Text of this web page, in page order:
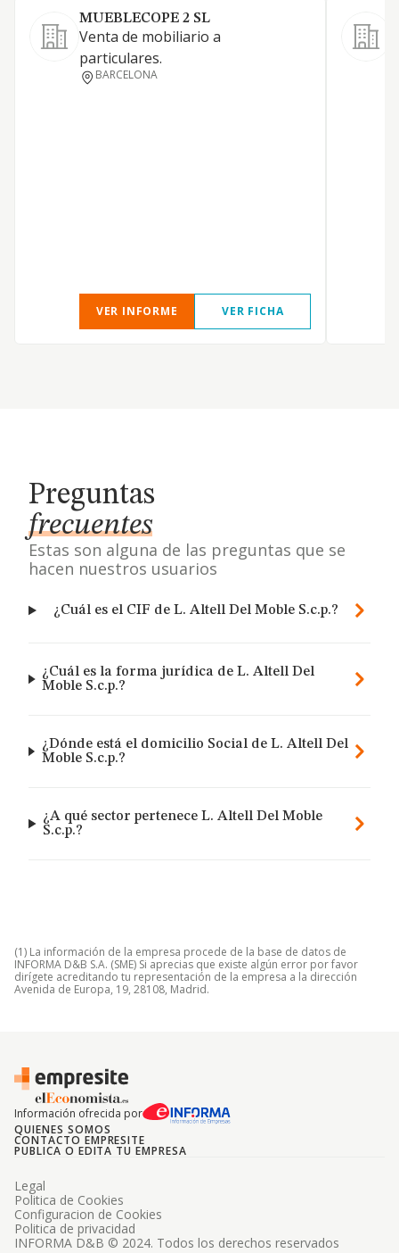
MUEBLECOPE 2 SL
Venta de mobiliario a
particulares.
BARCELONA
VER INFORME VER FICHA
Preguntas
frecuentes
Estas son alguna de las preguntas que se
hacen nuestros usuarios
¿Cuál es el CIF de L. Altell Del Moble S.c.p.?
¿Cuál es la forma jurídica de L. Altell Del
Moble S.c.p.?
¿Dónde está el domicilio Social de L. Altell Del
Moble S.c.p.?
¿A qué sector pertenece L. Altell Del Moble
S.c.p.?
(1) La información de la empresa procede de la base de datos de
INFORMA D&B S.A. (SME) Si aprecias que existe algún error por favor
dirígete acreditando tu representación de la empresa a la dirección
Avenida de Europa, 19, 28108, Madrid.
Información ofrecida por
QUIENES SOMOS
CONTACTO EMPRESITE
PUBLICA O EDITA TU EMPRESA
INFORMA D&B © 2024. Todos los derechos reservados
Legal
Politica de Cookies
Configuracion de Cookies
Politica de privacidad